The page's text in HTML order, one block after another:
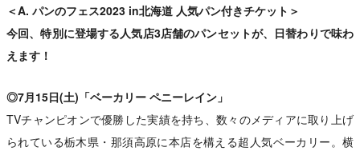
＜A. パンのフェス2023 in北海道 人気パン付きチケット＞
今回、特別に登場する人気店3店舗のパンセットが、日替わりで味わ
えます！
◎7月15日(土)「ベーカリー ペニーレイン」
TVチャンピオンで優勝した実績を持ち、数々のメディアに取り上げ
られている栃木県・那須高原に本店を構える超人気ベーカリー。横